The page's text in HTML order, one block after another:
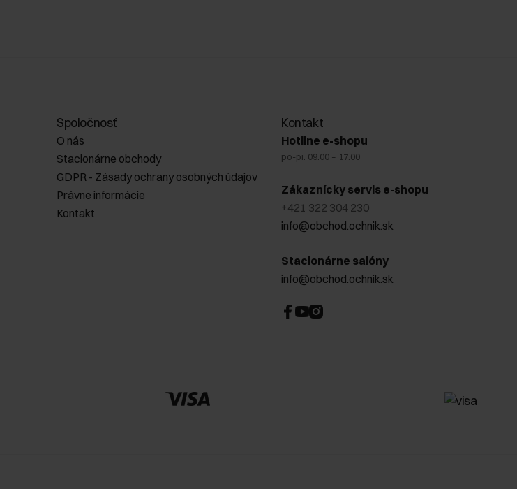
Spoločnosť
O nás
Stacionárne obchody
GDPR - Zásady ochrany osobných údajov
Právne informácie
Kontakt
Kontakt
Hotline e-shopu
po-pi: 09:00 – 17:00
Zákaznícky servis e-shopu
+421 322 304 230
info@obchod.ochnik.sk
Stacionárne salóny
info@obchod.ochnik.sk